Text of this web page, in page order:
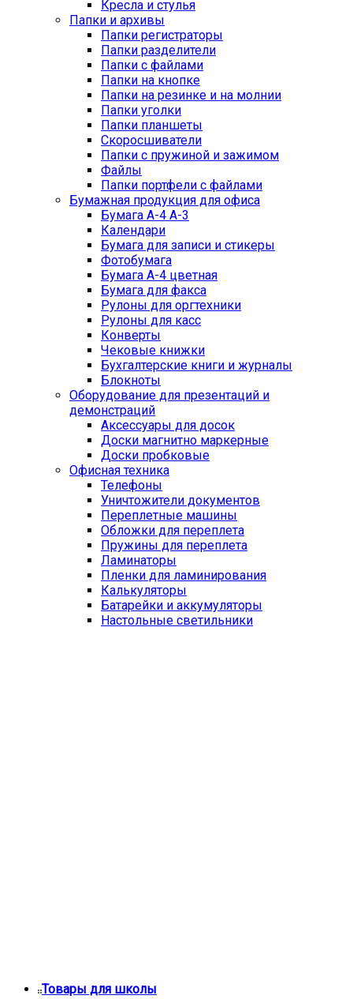
Кресла и стулья
Папки и архивы
Папки регистраторы
Папки разделители
Папки с файлами
Папки на кнопке
Папки на резинке и на молнии
Папки уголки
Папки планшеты
Скоросшиватели
Папки с пружиной и зажимом
Файлы
Папки портфели с файлами
Бумажная продукция для офиса
Бумага А-4 А-3
Календари
Бумага для записи и стикеры
Фотобумага
Бумага А-4 цветная
Бумага для факса
Рулоны для оргтехники
Рулоны для касс
Конверты
Чековые книжки
Бухгалтерские книги и журналы
Блокноты
Оборудование для презентаций и
демонстраций
Аксессуары для досок
Доски магнитно маркерные
Доски пробковые
Офисная техника
Телефоны
Уничтожители документов
Переплетные машины
Обложки для переплета
Пружины для переплета
Ламинаторы
Пленки для ламинирования
Калькуляторы
Батарейки и аккумуляторы
Настольные светильники
Товары для школы